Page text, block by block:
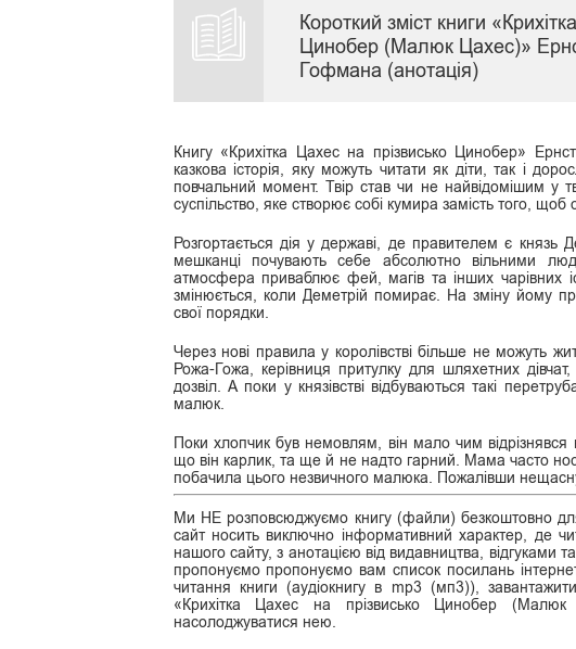
Короткий зміст книги
Цинобер (Малюк Цахес)»
Гофмана (анотація)
Книгу «Крихітка Цахес на прізвисько Цинобер»
казкова історія, яку можуть читати як діти, так і
повчальний момент. Твір став чи не найвідомішим у
суспільство, яке створює собі кумира замість того, щоб
Розгортається дія у державі, де правителем є князь
мешканці почувають себе абсолютно вільними
атмосфера приваблює фей, магів та інших чарівних
змінюється, коли Деметрій помирає. На зміну йому
свої порядки.
Через нові правила у королівстві більше не можуть
Рожа-Гожа, керівниця притулку для шляхетних
дозвіл. А поки у князівстві відбуваються такі
малюк.
Поки хлопчик був немовлям, він мало чим відрізнявся
що він карлик, та ще й не надто гарний. Мама часто
побачила цього незвичного малюка. Пожалівши
Ми НЕ розповсюджуємо книгу (файли) безкоштовно
сайт носить виключно інформативний характер, де
нашого сайту, з анотацією від видавництва,
пропонуємо пропонуємо вам список посилань
читання книги (аудіокнигу в mp3 (мп3)),
«Крихітка Цахес на прізвисько Цинобер
насолоджуватися нею.